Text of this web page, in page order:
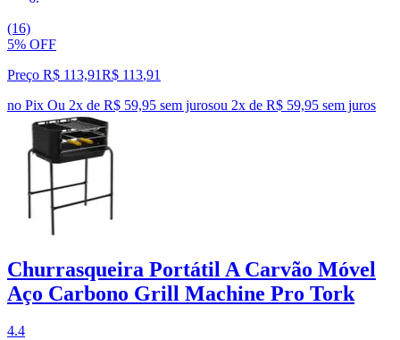
(16)
5% OFF
Preço R$ 113,91R$ 113,91
no Pix Ou 2x de R$ 59,95 sem jurosou 2x de R$ 59,95 sem juros
Churrasqueira Portátil A Carvão Móvel
Aço Carbono Grill Machine Pro Tork
4.4